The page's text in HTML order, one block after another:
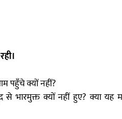
पहुँचे क्यों नहीं?
से भारमुक्त क्यों नहीं हुए? क्या यह